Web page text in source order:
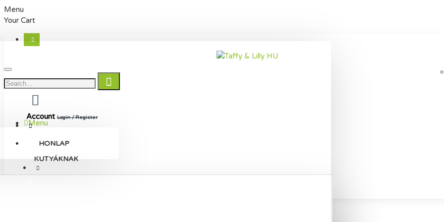
Menu
Your Cart
Account Login / Register
Menu
HONLAP
KUTYÁKNAK
AJÁNDÉK 11488FT FELETT | INGYENES SZÁLLÍTÁS 28720FT FELÜL